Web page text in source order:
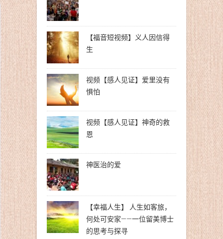
【福音短视频】义人因信得
生
视频【感人见证】爱里没有
惧怕
视频【感人见证】神奇的救
恩
神医治的爱
【幸福人生】 人生如客旅，
何处可安家——一位留美博士
的思考与探寻